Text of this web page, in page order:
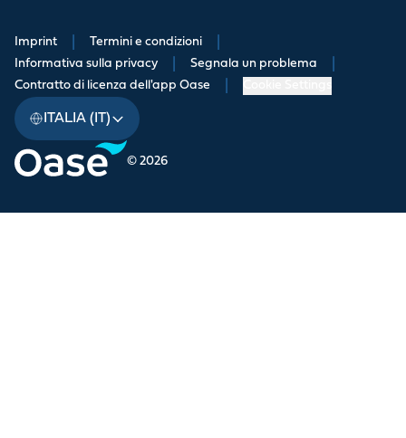
© 2026
Imprint Termini e condizioni
Informativa sulla privacy Segnala un problema
Contratto di licenza dell'app Oase
ITALIA (IT)